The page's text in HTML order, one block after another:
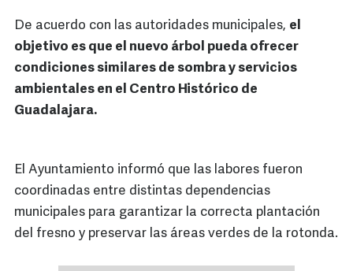
De acuerdo con las autoridades municipales, el
objetivo es que el nuevo árbol pueda ofrecer
condiciones similares de sombra y servicios
ambientales en el Centro Histórico de
Guadalajara.
El Ayuntamiento informó que las labores fueron
coordinadas entre distintas dependencias
municipales para garantizar la correcta plantación
del fresno y preservar las áreas verdes de la rotonda.